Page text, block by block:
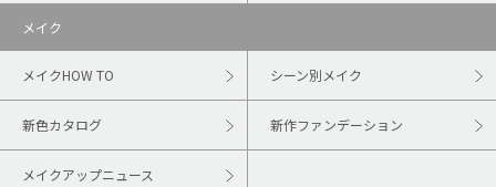
メイク
メイクHOW TO シーン別メイク
新色カタログ 新作ファンデーション
メイクアップニュース